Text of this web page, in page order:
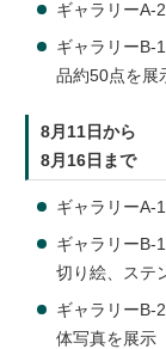
ギャラリーA-
ギャラリーB-
品約50点を展
8月11日から
8月16日まで
ギャラリーA-
ギャラリーB-
切り絵、ステ
ギャラリーB-
体写真を展示